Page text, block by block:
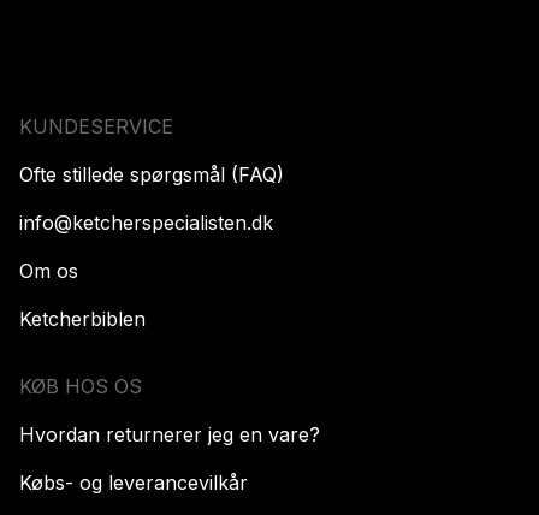
KUNDESERVICE
Ofte stillede spørgsmål (FAQ)
info@ketcherspecialisten.dk
Om os
Ketcherbiblen
KØB HOS OS
Hvordan returnerer jeg en vare?
Købs- og leverancevilkår